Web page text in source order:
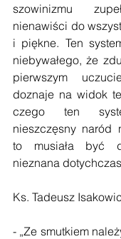
szowinizmu
nienawiści do
i piękne. Ten
niebywałego, że
pierwszym
doznaje na widok
czego ten
nieszczęsny naród
to musiała być
nieznana dotychczas
Ks. Tadeusz
- „Ze smutkiem